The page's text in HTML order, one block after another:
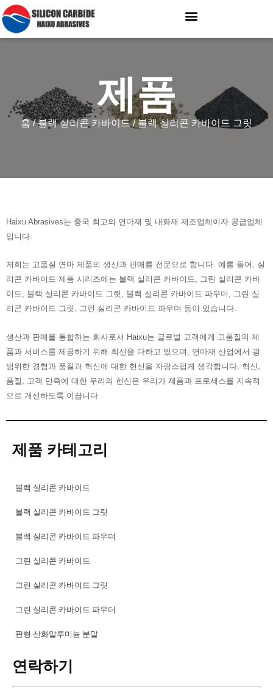
제품
홈/블랙 실리콘 카바이드/ 블랙 실리콘 카바이드 그릿
Haixu Abrasives는 중국 최고의 연마재 및 내화재 제조업체이자 공급업체
입니다.
저희는 고품질 연마 제품의 생산과 판매를 전문으로 합니다. 예를 들어, 실
리콘 카바이드 제품 시리즈에는 블랙 실리콘 카바이드, 그린 실리콘 카바
이드, 블랙 실리콘 카바이드 그릿, 블랙 실리콘 카바이드 파우더, 그린 실
리콘 카바이드 그릿, 그린 실리콘 카바이드 파우더 등이 있습니다.
생산과 판매를 통합하는 회사로서 Haixu는 글로벌 고객에게 고품질의 제
품과 서비스를 제공하기 위해 최선을 다하고 있으며, 연마재 산업에서 광
범위한 경험과 품질과 혁신에 대한 헌신을 자랑스럽게 생각합니다. 혁신,
품질, 고객 만족에 대한 우리의 헌신은 우리가 제품과 프로세스를 지속적
으로 개선하도록 이끕니다.
제품 카테고리
블랙 실리콘 카바이드
블랙 실리콘 카바이드 그릿
블랙 실리콘 카바이드 파우더
그린 실리콘 카바이드
그린 실리콘 카바이드 그릿
그린 실리콘 카바이드 파우더
판형 산화알루미늄 분말
연락하기